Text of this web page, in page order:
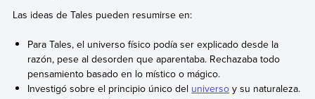
Las ideas de Tales pueden resumirse en:
Para Tales, el universo físico podía ser explicado desde la
razón, pese al desorden que aparentaba. Rechazaba todo
pensamiento basado en lo místico o mágico.
Investigó sobre el principio único del universo y su naturaleza.